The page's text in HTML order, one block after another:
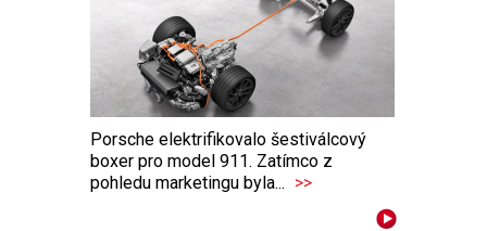
Porsche elektrifikovalo šestiválcový
boxer pro model 911. Zatímco z
pohledu marketingu byla... >>